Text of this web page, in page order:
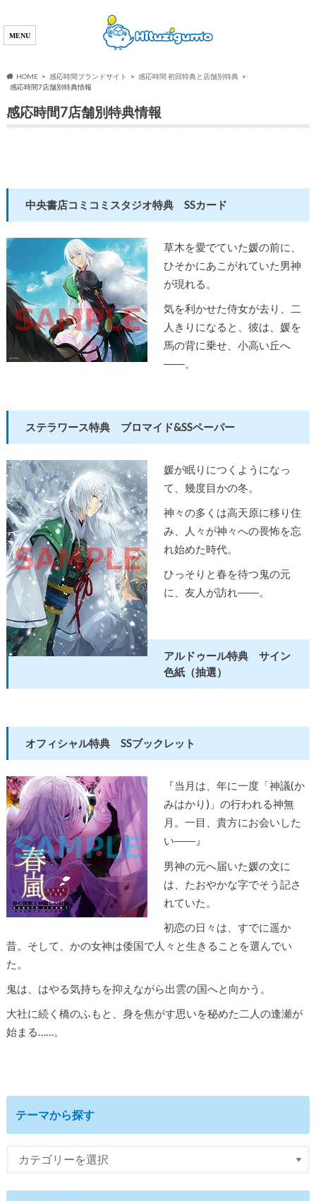
HOME 感応時間ブランドサイト
感応時間 初回特典と店舗別特典
感応時間7店舗別特典情報
感応時間7店舗別特典情報
中央書店コミコミスタジオ特典 SSカード
草木を愛でていた媛の前に、
ひそかにあこがれていた男神
が現れる。
気を利かせた侍女が去り、二
人きりになると、彼は、媛を
馬の背に乗せ、小高い丘へ
――。
ステラワース特典 ブロマイド&SSペーパー
媛が眠りにつくようになっ
て、幾度目かの冬。
神々の多くは高天原に移り住
み、人々が神々への畏怖を忘
れ始めた時代。
ひっそりと春を待つ鬼の元
に、友人が訪れ――。
アルドゥール特典 サイン
色紙（抽選）
オフィシャル特典 SSブックレット
『当月は、年に一度「神議(か
みはかり)」の行われる神無
月。一目、貴方にお会いした
い――』
男神の元へ届いた媛の文に
は、たおやかな字でそう記さ
れていた。
初恋の日々は、すでに遥か
昔。そして、かの女神は倭国で人々と生きることを選んでい
た。
鬼は、はやる気持ちを抑えながら出雲の国へと向かう。
大社に続く橋のふもと、身を焦がす思いを秘めた二人の逢瀬が
始まる……。
テーマから探す